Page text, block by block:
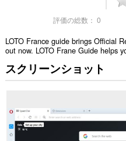
評価の総数： 0
LOTO France guide brings Official
out now. LOTO Frane Guide helps
スクリーンショット